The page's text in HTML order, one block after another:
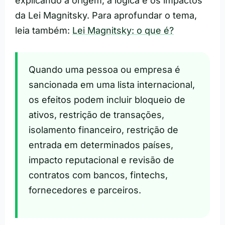
da Lei Magnitsky. Para aprofundar o tema,
leia também: Lei Magnitsky: o que é?
Quando uma pessoa ou empresa é
sancionada em uma lista internacional,
os efeitos podem incluir bloqueio de
ativos, restrição de transações,
isolamento financeiro, restrição de
entrada em determinados países,
impacto reputacional e revisão de
contratos com bancos, fintechs,
fornecedores e parceiros.